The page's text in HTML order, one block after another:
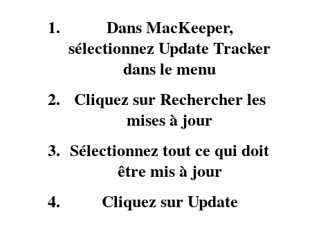
Dans MacKeeper,
sélectionnez Update Tracker
dans le menu
Cliquez sur Rechercher les
mises à jour
Sélectionnez tout ce qui doit
être mis à jour
Cliquez sur Update